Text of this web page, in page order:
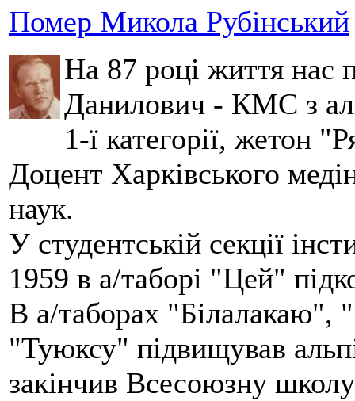
Помер Микола Рубінський
На 87 році життя нас
Данилович - КМС з
1-ї категорії, жетон
Доцент Харківського
наук.
У студентській секції
1959 в а/таборі "Цей"
В а/таборах "Білалакаю",
"Туюксу" підвищував
закінчив Всесоюзну